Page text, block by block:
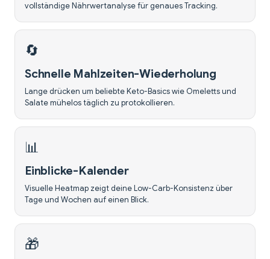
vollständige Nährwertanalyse für genaues Tracking.
🔄
Schnelle Mahlzeiten-Wiederholung
Lange drücken um beliebte Keto-Basics wie Omeletts und
Salate mühelos täglich zu protokollieren.
📊
Einblicke-Kalender
Visuelle Heatmap zeigt deine Low-Carb-Konsistenz über
Tage und Wochen auf einen Blick.
🎁